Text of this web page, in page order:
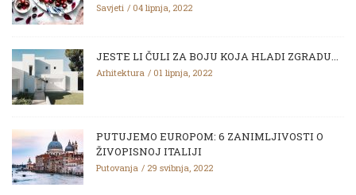
Savjeti 04 lipnja, 2022
JESTE LI ČULI ZA BOJU KOJA HLADI ZGRADU...
Arhitektura 01 lipnja, 2022
PUTUJEMO EUROPOM: 6 ZANIMLJIVOSTI O
ŽIVOPISNOJ ITALIJI
Putovanja 29 svibnja, 2022